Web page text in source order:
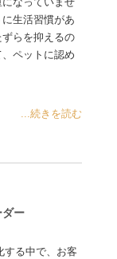
なっていませ
生活習慣があ
らを抑えるの
ペットに認め
...続きを読む
ダー
する中で、お客